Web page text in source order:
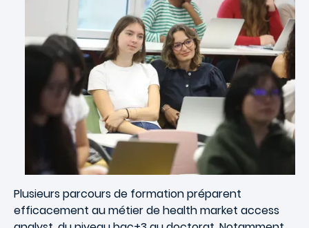
Plusieurs parcours de formation préparent
efficacement au métier de health market access